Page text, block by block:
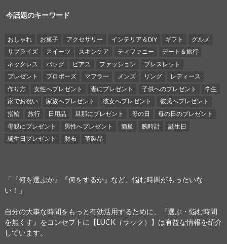
今話題のキーワード
おしゃれ お菓子 アクセサリー インテリア＆DIY ギフト
グルメ
サプライズ
スイーツ スキンケア ティファニー
デート＆旅行
ネックレス
バッグ ピアス ファッション
ブレスレット
プレゼント
プロポーズ マフラー メンズ リング
レディース
作り方
女性へプレゼント 妻にプレゼント 子供へのプレゼント
学生
家でお祝い
家族へプレゼント 彼女へプレゼント
彼氏へプレゼント
指輪
旅行 日用品 旦那にプレゼント 母の日
母の日のプレゼント
母親にプレゼント
男性へプレゼント 簡単 腕時計
誕生日
誕生日プレゼント
財布 革製品
「『何を選ぶか』『何をするか』など、悩む時間がもったいな
い！」
自分の大事な時間をもっと有効活用するために、『選ぶ・悩む時間
を無くす』をコンセプトに【LUCK（ラック）】は有益な情報を紹介
しています。